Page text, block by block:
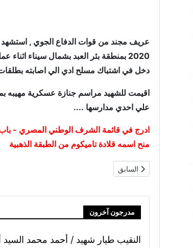
2020 بمنطقة بئر العبد بشمال سيناء
دخل في اشتباك مسلح ادي الي اصابته
اقيمت للشهيد مراسم جنازة عسكرية مهيبه
علي احدي مدارسها ....
منح اسمه قلادة تاميكوم من الطبقة الذهبية
المقال السابق: مقدم شهيد / محمد عبد الإله صالح
السابق
مدرجون آخرون
النقيب طيار شهيد / أحمد محمد السيد